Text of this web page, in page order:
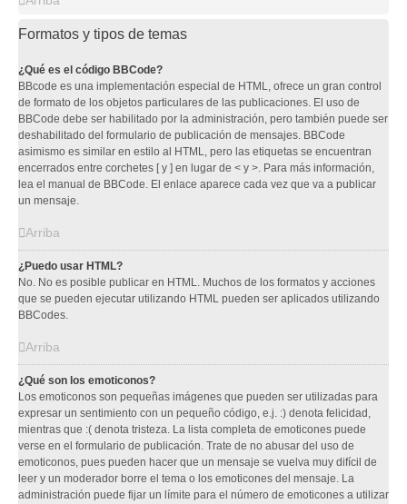
Formatos y tipos de temas
¿Qué es el código BBCode?
BBcode es una implementación especial de HTML, ofrece un gran control
de formato de los objetos particulares de las publicaciones. El uso de
BBCode debe ser habilitado por la administración, pero también puede ser
deshabilitado del formulario de publicación de mensajes. BBCode
asimismo es similar en estilo al HTML, pero las etiquetas se encuentran
encerrados entre corchetes [ y ] en lugar de < y >. Para más información,
lea el manual de BBCode. El enlace aparece cada vez que va a publicar
un mensaje.
Arriba
¿Puedo usar HTML?
No. No es posible publicar en HTML. Muchos de los formatos y acciones
que se pueden ejecutar utilizando HTML pueden ser aplicados utilizando
BBCodes.
Arriba
¿Qué son los emoticonos?
Los emoticonos son pequeñas imágenes que pueden ser utilizadas para
expresar un sentimiento con un pequeño código, e.j. :) denota felicidad,
mientras que :( denota tristeza. La lista completa de emoticones puede
verse en el formulario de publicación. Trate de no abusar del uso de
emoticonos, pues pueden hacer que un mensaje se vuelva muy difícil de
leer y un moderador borre el tema o los emoticones del mensaje. La
administración puede fijar un límite para el número de emoticones a utilizar